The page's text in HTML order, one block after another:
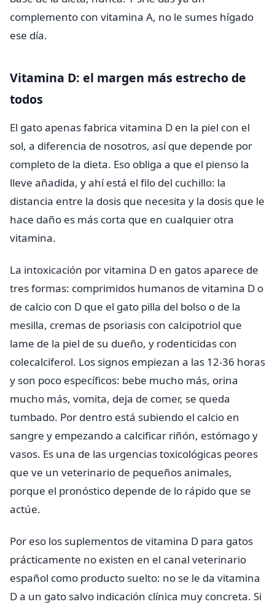
complemento con vitamina A, no le sumes hígado
ese día.
Vitamina D: el margen más estrecho de
todos
El gato apenas fabrica vitamina D en la piel con el
sol, a diferencia de nosotros, así que depende por
completo de la dieta. Eso obliga a que el pienso la
lleve añadida, y ahí está el filo del cuchillo: la
distancia entre la dosis que necesita y la dosis que le
hace daño es más corta que en cualquier otra
vitamina.
La intoxicación por vitamina D en gatos aparece de
tres formas: comprimidos humanos de vitamina D o
de calcio con D que el gato pilla del bolso o de la
mesilla, cremas de psoriasis con calcipotriol que
lame de la piel de su dueño, y rodenticidas con
colecalciferol. Los signos empiezan a las 12-36 horas
y son poco específicos: bebe mucho más, orina
mucho más, vomita, deja de comer, se queda
tumbado. Por dentro está subiendo el calcio en
sangre y empezando a calcificar riñón, estómago y
vasos. Es una de las urgencias toxicológicas peores
que ve un veterinario de pequeños animales,
porque el pronóstico depende de lo rápido que se
actúe.
Por eso los suplementos de vitamina D para gatos
prácticamente no existen en el canal veterinario
español como producto suelto: no se le da vitamina
D a un gato salvo indicación clínica muy concreta. Si